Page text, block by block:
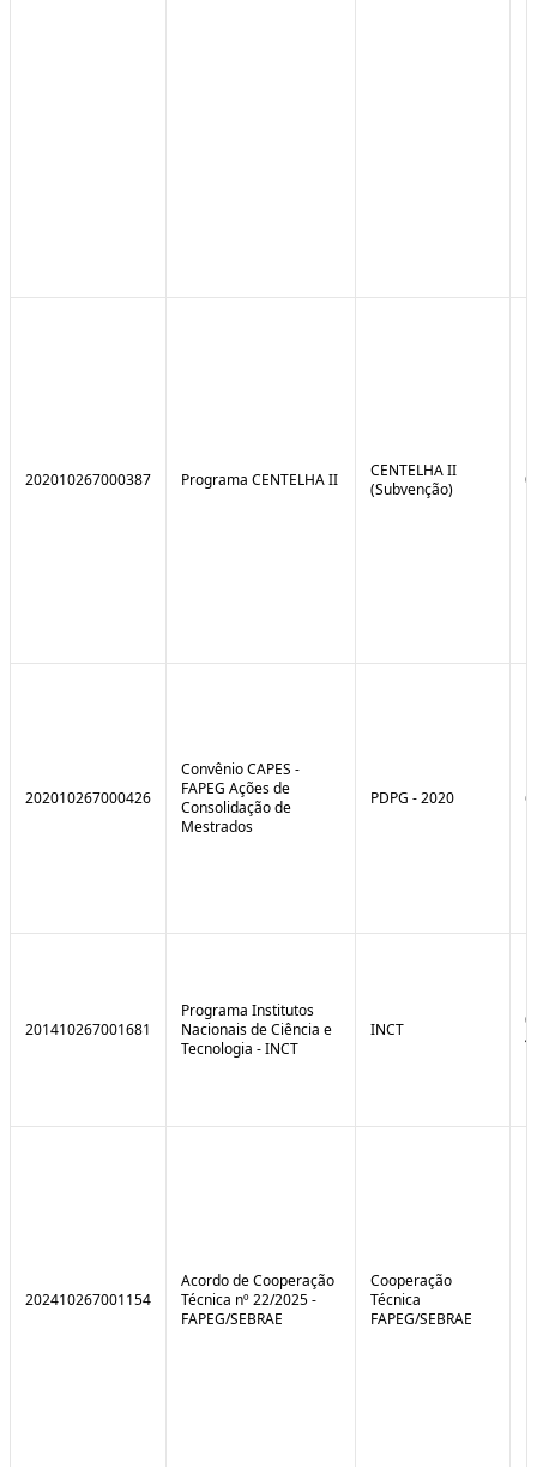
202010267000387 Programa CENTELHA II
CENTELHA II
(Subvenção)
202010267000426
Convênio CAPES -
FAPEG Ações de
Consolidação de
Mestrados
PDPG - 2020
201410267001681
Programa Institutos
Nacionais de Ciência e
Tecnologia - INCT
INCT
202410267001154
Acordo de Cooperação
Técnica nº 22/2025 -
FAPEG/SEBRAE
Cooperação
Técnica
FAPEG/SEBRAE